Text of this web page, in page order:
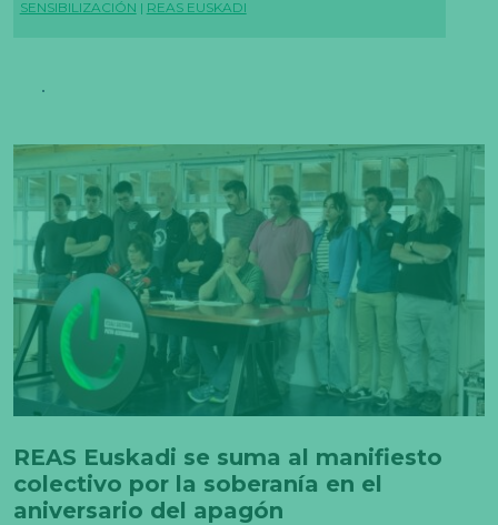
SENSIBILIZACIÓN | REAS EUSKADI
REAS Euskadi se suma al manifiesto
colectivo por la soberanía en el
aniversario del apagón